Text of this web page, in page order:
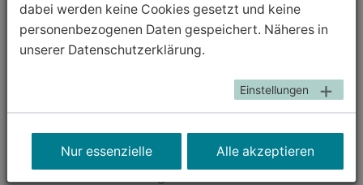
Datenschutzerklärung zum Digitalen Lernraum sowie
zum IQ Info-Portal der IQ Fachstelle Anerkennung und
Qualifizierung Diese Datenschutzerklärung informiert
dabei werden keine Cookies gesetzt und keine
personenbezogenen Daten gespeichert. Näheres in
unserer Datenschutzerklärung.
Einstellungen
Nur essenzielle Alle akzeptieren